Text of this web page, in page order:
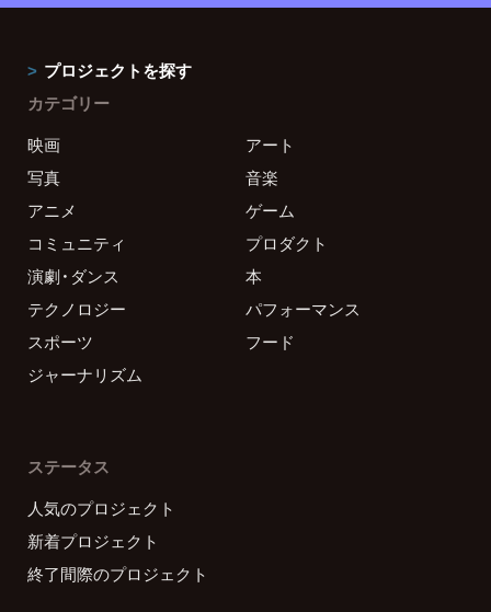
プロジェクトを探す
カテゴリー
映画
アート
写真
音楽
アニメ
ゲーム
コミュニティ
プロダクト
演劇・ダンス
本
テクノロジー
パフォーマンス
スポーツ
フード
ジャーナリズム
ステータス
人気のプロジェクト
新着プロジェクト
終了間際のプロジェクト